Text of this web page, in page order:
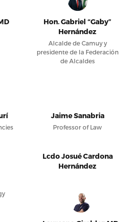
Hon. Gabriel “Gaby”
Hernández
Alcalde de Camuy y
presidente de la Federación
de Alcaldes
Jaime Sanabria
Professor of Law
Lcdo Josué Cardona
Hernández